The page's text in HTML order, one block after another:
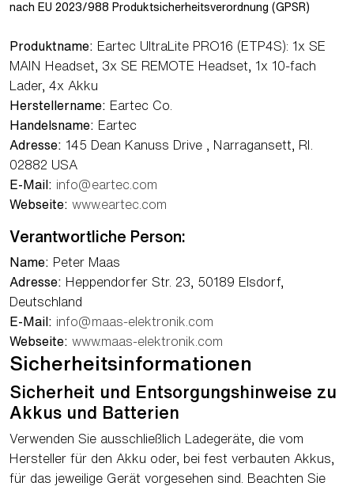
nach EU 2023/988 Produktsicherheitsverordnung (GPSR)
Produktname: Eartec UltraLite PRO16 (ETP4S): 1x SE
MAIN Headset, 3x SE REMOTE Headset, 1x 10-fach
Lader, 4x Akku
Herstellername: Eartec Co.
Handelsname: Eartec
Adresse: 145 Dean Kanuss Drive , Narragansett, RI.
02882 USA
E-Mail: info@eartec.com
Webseite: www.eartec.com
Verantwortliche Person:
Name: Peter Maas
Adresse: Heppendorfer Str. 23, 50189 Elsdorf,
Deutschland
E-Mail: info@maas-elektronik.com
Webseite: www.maas-elektronik.com
Sicherheitsinformationen
Sicherheit und Entsorgungshinweise zu
Akkus und Batterien
Verwenden Sie ausschließlich Ladegeräte, die vom
Hersteller für den Akku oder, bei fest verbauten Akkus,
für das jeweilige Gerät vorgesehen sind. Beachten Sie